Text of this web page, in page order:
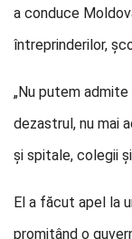
a conduce
întreprinderilor,
„Nu putem
dezastrul, nu mai
și spitale, colegii
El a făcut apel la
promițând o